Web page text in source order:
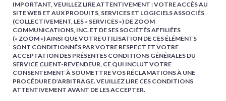
IMPORTANT, VEUILLEZ LIRE ATTENTIVEMENT : VOTRE ACCÈS AU
SITE WEB ET AUX PRODUITS, SERVICES ET LOGICIELS ASSOCIÉS
(COLLECTIVEMENT, LES « SERVICES ») DE ZOOM
COMMUNICATIONS, INC. ET DE SES SOCIÉTÉS AFFILIÉES
(« ZOOM ») AINSI QUE VOTRE UTILISATION DE CES ÉLÉMENTS
SONT CONDITIONNÉS PAR VOTRE RESPECT ET VOTRE
ACCEPTATION DES PRÉSENTES CONDITIONS GÉNÉRALES DU
SERVICE CLIENT-REVENDEUR, CE QUI INCLUT VOTRE
CONSENTEMENT À SOUMETTRE VOS RÉCLAMATIONS À UNE
PROCÉDURE D’ARBITRAGE. VEUILLEZ LIRE CES CONDITIONS
ATTENTIVEMENT AVANT DE LES ACCEPTER.